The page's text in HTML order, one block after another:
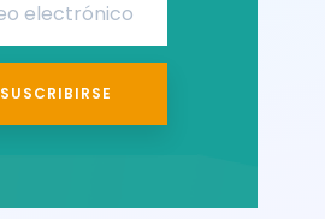
SUSCRIBIRSE